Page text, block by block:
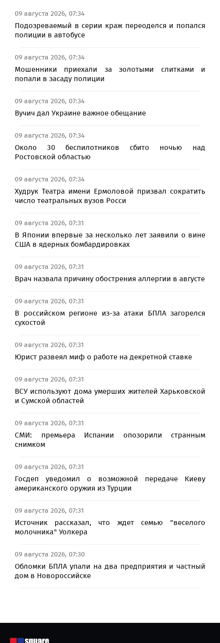
09 августа 2026, 07:34
Подозреваемый в серии краж переоделся и попался
полиции в автобусе
09 августа 2026, 07:34
Мошенники приехали за золотыми слитками и
попали в засаду полиции
09 августа 2026, 07:34
Вучич дал Украине важное обещание
09 августа 2026, 07:34
Около 30 беспилотников сбито ночью над
Ростовской областью
09 августа 2026, 07:34
Худрук Театра имени Ермоловой призвал сократить
число театральных вузов Росси
09 августа 2026, 07:31
В Японии впервые за несколько лет заявили о вине
США в ядерных бомбардировках
09 августа 2026, 07:31
Врач назвала причину обострения аллергии в августе
09 августа 2026, 07:31
В российском регионе из-за атаки БПЛА загорелся
сухостой
09 августа 2026, 07:31
Юрист развеял миф о работе на декретной ставке
09 августа 2026, 07:31
ВСУ используют дома умерших жителей Харьковской
и Сумской областей
09 августа 2026, 07:31
СМИ: премьера Испании опозорили странным
снимком
09 августа 2026, 07:31
Госдеп уведомил о возможной передаче Киеву
американского оружия из Турции
09 августа 2026, 07:31
Источник рассказал, что ждет семью "веселого
молочника" Уолкера
09 августа 2026, 07:30
Обломки БПЛА упали на два предприятия и частный
дом в Новороссийске